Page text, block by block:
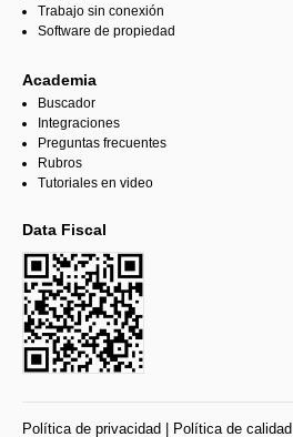
Trabajo sin conexión
Software de propiedad
Academia
Buscador
Integraciones
Preguntas frecuentes
Rubros
Tutoriales en video
Data Fiscal
Política de privacidad | Política de calidad